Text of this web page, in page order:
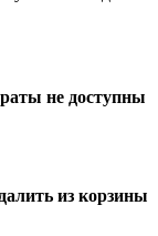
не доступны
из корзины